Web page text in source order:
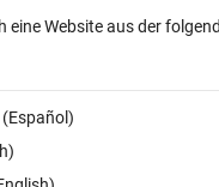
eine Website aus der
(Español)